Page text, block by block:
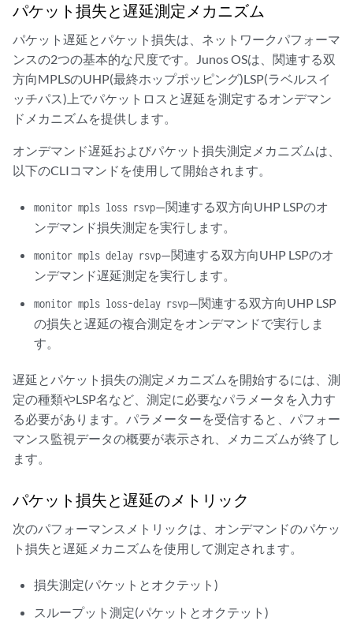
パケット損失と遅延測定メカニズム
パケット遅延とパケット損失は、ネットワークパフォーマ
ンスの2つの基本的な尺度です。Junos OSは、関連する双
方向MPLSのUHP(最終ホップポッピング)LSP(ラベルスイ
ッチパス)上でパケットロスと遅延を測定するオンデマン
ドメカニズムを提供します。
オンデマンド遅延およびパケット損失測定メカニズムは、
以下のCLIコマンドを使用して開始されます。
monitor mpls loss rsvp—関連する双方向UHP LSPのオ
ンデマンド損失測定を実行します。
monitor mpls delay rsvp—関連する双方向UHP LSPのオ
ンデマンド遅延測定を実行します。
monitor mpls loss-delay rsvp—関連する双方向UHP LSP
の損失と遅延の複合測定をオンデマンドで実行しま
す。
遅延とパケット損失の測定メカニズムを開始するには、測
定の種類やLSP名など、測定に必要なパラメータを入力す
る必要があります。パラメーターを受信すると、パフォー
マンス監視データの概要が表示され、メカニズムが終了し
ます。
パケット損失と遅延のメトリック
次のパフォーマンスメトリックは、オンデマンドのパケッ
ト損失と遅延メカニズムを使用して測定されます。
損失測定(パケットとオクテット)
スループット測定(パケットとオクテット)